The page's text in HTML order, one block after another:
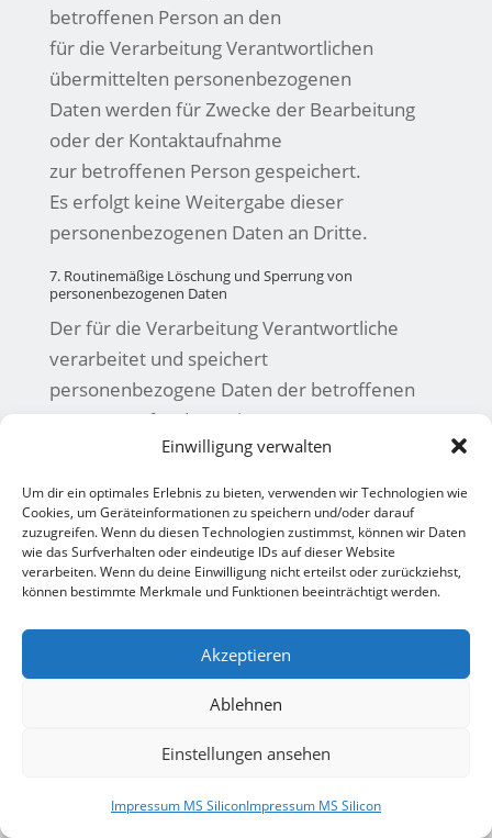
Einwilligung verwalten
Um dir ein optimales Erlebnis zu bieten, verwenden wir Technologien wie
Cookies, um Geräteinformationen zu speichern und/oder darauf
zuzugreifen. Wenn du diesen Technologien zustimmst, können wir Daten
wie das Surfverhalten oder eindeutige IDs auf dieser Website
verarbeiten. Wenn du deine Einwilligung nicht erteilst oder zurückziehst,
können bestimmte Merkmale und Funktionen beeinträchtigt werden.
Akzeptieren
Ablehnen
Einstellungen ansehen
Impressum MS SiliconImpressum MS Silicon
betroffenen Person an den
für die Verarbeitung Verantwortlichen
übermittelten personenbezogenen
Daten werden für Zwecke der Bearbeitung
oder der Kontaktaufnahme
zur betroffenen Person gespeichert.
Es erfolgt keine Weitergabe dieser
personenbezogenen Daten an Dritte.
7. Routinemäßige Löschung und Sperrung von
personenbezogenen Daten
Der für die Verarbeitung Verantwortliche
verarbeitet und speichert
personenbezogene Daten der betroffenen
Person nur für den Zeitraum,
der zur Erreichung des Speicherungszwecks
erforderlich ist oder sofern
dies durch den Europäischen Richtlinien- und
Verordnungsgeber oder
einen anderen Gesetzgeber in Gesetzen oder
Vorschriften,
welchen der für die Verarbeitung
Verantwortliche unterliegt,
vorgesehen wurde.Entfällt der
vom Europäischen Richtlinien- und
anderen zuständigen Gesetzgeber